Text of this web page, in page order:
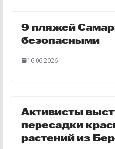
9 пляжей
безопасными
16.06.2026
Активисты
пересадки
растений из